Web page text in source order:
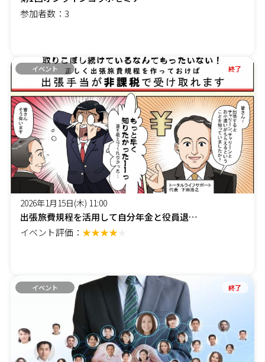
参加者数：3
イベント 終了
2026年1月15日(木) 11:00
出張旅費規程を活用して自分年金と役員退職金を準備しよう!
イベント評価： ★★★★
イベント 終了